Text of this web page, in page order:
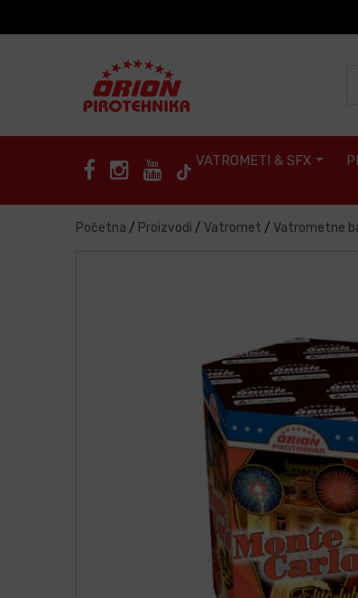
VATROMETI & SFX
Početna / Proizvodi / Vatromet / Vatrometne